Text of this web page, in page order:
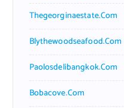
Thegeorginaestate.com
Blythewoodseafood.com
Paolosdelibangkok.com
Bobacove.com